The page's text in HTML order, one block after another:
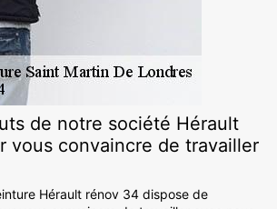
de notre société Hérault
vous convaincre de travailler
Hérault rénov 34 dispose de